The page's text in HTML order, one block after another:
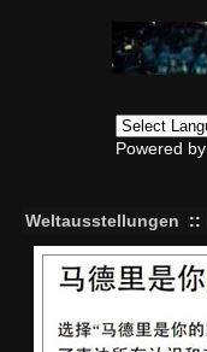
Powered by
Weltausstellungen ::